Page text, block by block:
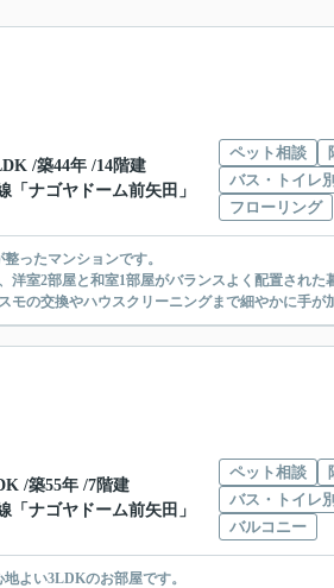
/築44年 /14階建
「 ナゴヤドーム前矢田 」
ペット相談
バス・トイレ別
フローリング
ったマンションです。
室2部屋と和室1部屋がバランスよく配置された
の交換やハウスクリーニングまで細やかに手が
/築55年 /7階建
「 ナゴヤドーム前矢田 」
ペット相談
バス・トイレ別
バルコニー
よい3LDKのお部屋です。